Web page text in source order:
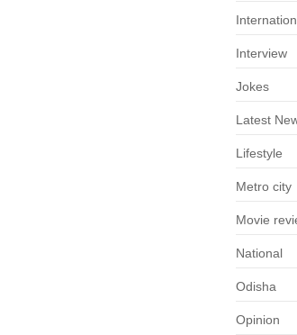
Interview
Jokes
Latest
Lifestyle
Metro city
Movie
National
Odisha
Opinion